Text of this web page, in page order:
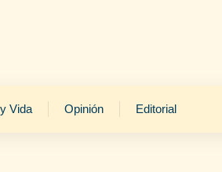
Vida Opinión Editorial